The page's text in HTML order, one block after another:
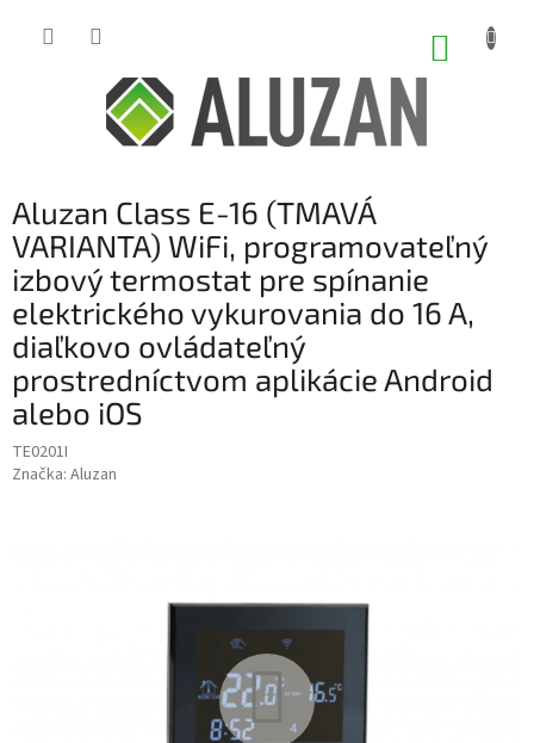
Aluzan Class E-16 (TMAVÁ
VARIANTA) WiFi, programovateľný
izbový termostat pre spínanie
elektrického vykurovania do 16 A,
diaľkovo ovládateľný
prostredníctvom aplikácie Android
alebo iOS
TE0201I
Značka: Aluzan